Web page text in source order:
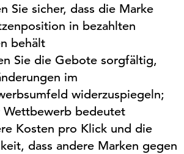
Sie sicher, dass die Marke
in bezahlten
behält
Sie die Gebote sorgfältig,
im
widerzuspiegeln;
Wettbewerb bedeutet
Kosten pro Klick und die
dass andere Marken gegen